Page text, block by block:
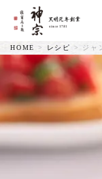
HOME > レシピ > ジャ